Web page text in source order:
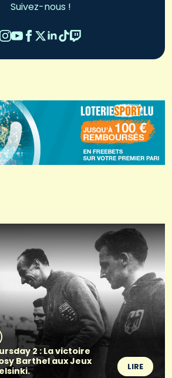
Suivez-nous !
2 : La victoire
Barthel aux Jeux
LIRE